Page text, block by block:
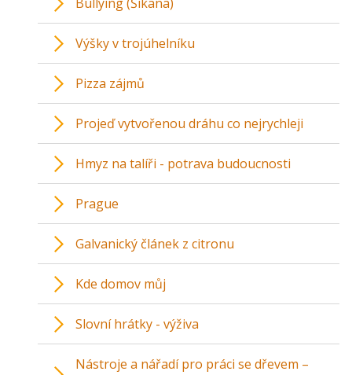
Výšky v trojúhelníku
Pizza zájmů
Projeď vytvořenou dráhu co nejrychleji
Hmyz na talíři - potrava budoucnosti
Prague
Galvanický článek z citronu
Kde domov můj
Slovní hrátky - výživa
Nástroje a nářadí pro práci se dřevem –